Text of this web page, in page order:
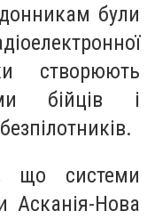
були
створюють
бійців і
що системи
Асканія-Нова